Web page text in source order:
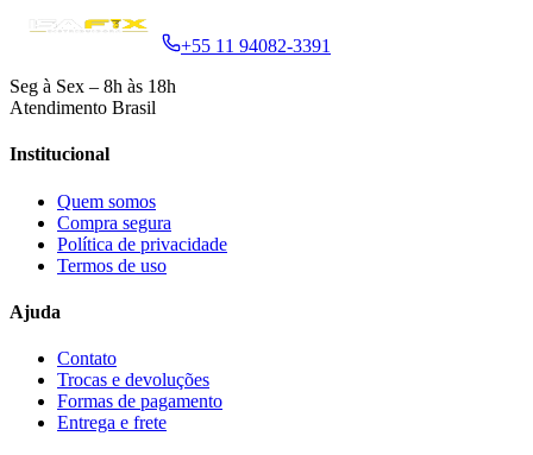
+55 11 94082-3391
Seg à Sex – 8h às 18h
Atendimento Brasil
Institucional
Quem somos
Compra segura
Política de privacidade
Termos de uso
Ajuda
Contato
Trocas e devoluções
Formas de pagamento
Entrega e frete